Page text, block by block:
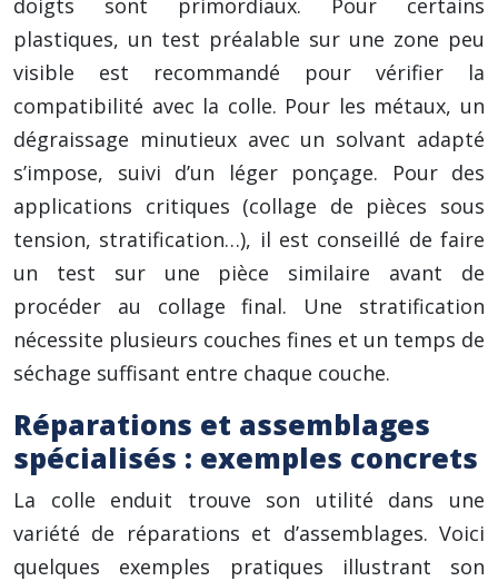
doigts sont primordiaux. Pour certains
plastiques, un test préalable sur une zone peu
visible est recommandé pour vérifier la
compatibilité avec la colle. Pour les métaux, un
dégraissage minutieux avec un solvant adapté
s’impose, suivi d’un léger ponçage. Pour des
applications critiques (collage de pièces sous
tension, stratification…), il est conseillé de faire
un test sur une pièce similaire avant de
procéder au collage final. Une stratification
nécessite plusieurs couches fines et un temps de
séchage suffisant entre chaque couche.
Réparations et assemblages
spécialisés : exemples concrets
La colle enduit trouve son utilité dans une
variété de réparations et d’assemblages. Voici
quelques exemples pratiques illustrant son